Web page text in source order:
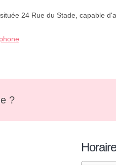
24 Rue du Stade, capable
?